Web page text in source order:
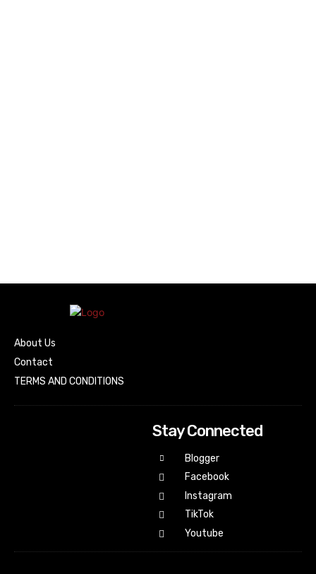
About Us
Contact
TERMS AND CONDITIONS
Stay Connected
Blogger
Facebook
Instagram
TikTok
Youtube